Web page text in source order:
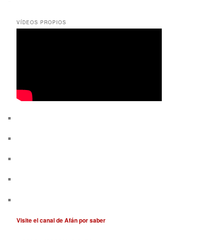
VÍDEOS PROPIOS
Visite el canal de Afán por saber